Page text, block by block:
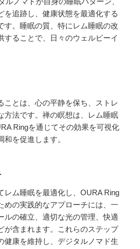
を追跡し、健康状態を最適化する
す。睡眠の質、特にレム睡眠の改
することで、日々のウェルビーイ
ことは、心の平静を保ち、ストレ
方法です。禅の瞑想は、レム睡眠
Ringを通じてその効果を可視化
を促進します。
レム睡眠を最適化し、OURA Ring
めの実践的なアプローチには、一
ルの確立、適切な光の管理、快適
が含まれます。これらのステップ
健康を維持し、デジタルノマド生